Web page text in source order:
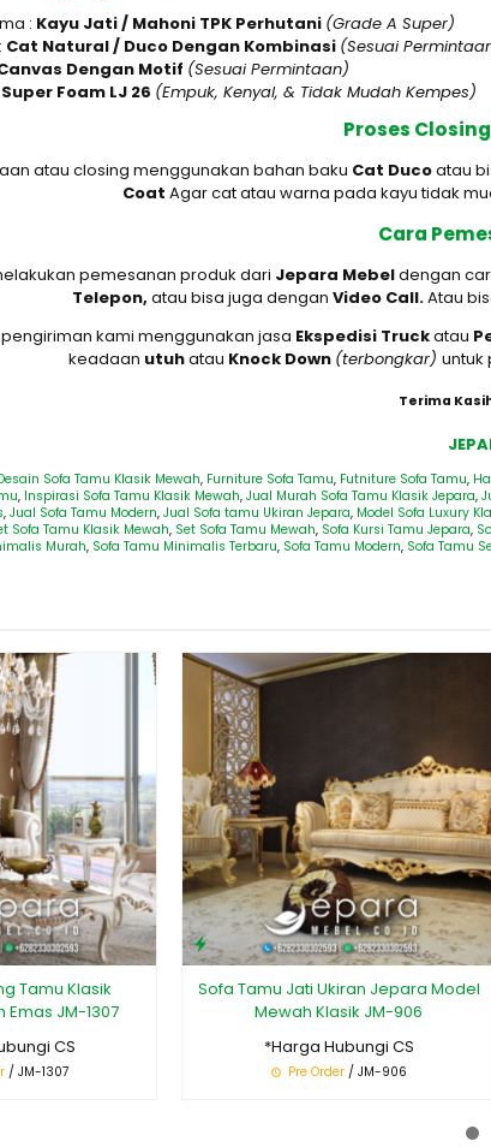
: Kayu Jati / Mahoni TPK Perhutani (Grade A Super)
Cat Natural / Duco Dengan Kombinasi (Sesuai
Dengan Motif (Sesuai Permintaan)
Super Foam LJ 26 (Empuk, Kenyal, & Tidak Mudah Kempes)
Proses
atau closing menggunakan bahan baku Cat Ducoatau
Coat Agar cat atau warna pada kayu tidak
Cara
pemesanan produk dari Jepara Mebeldengan
Telepon, atau bisa juga dengan Video Call.Atau
kami menggunakan jasa Ekspedisi Truckatau
keadaan utuhatau Knock Down (terbongkar) untuk
Terima
Sofa Tamu Klasik Mewah, Furniture Sofa Tamu, Futniture Sofa Tamu,
, Inspirasi Sofa Tamu Klasik Mewah, Jual Murah Sofa Tamu Klasik Jepara,
, Jual Sofa Tamu Modern, Jual Sofa tamu Ukiran Jepara, Model Sofa Luxury
Sofa Tamu Klasik Mewah, Set Sofa Tamu Mewah, Sofa Kursi Tamu Jepara,
Murah, Sofa Tamu Minimalis Terbaru, Sofa Tamu Modern, Sofa Tamu
Tamu Klasik
Emas JM-1307
CS
/ JM-1307
Sofa Tamu Jati Ukiran Jepara Model
Mewah Klasik JM-906
*Harga Hubungi CS
Pre Order/ JM-906